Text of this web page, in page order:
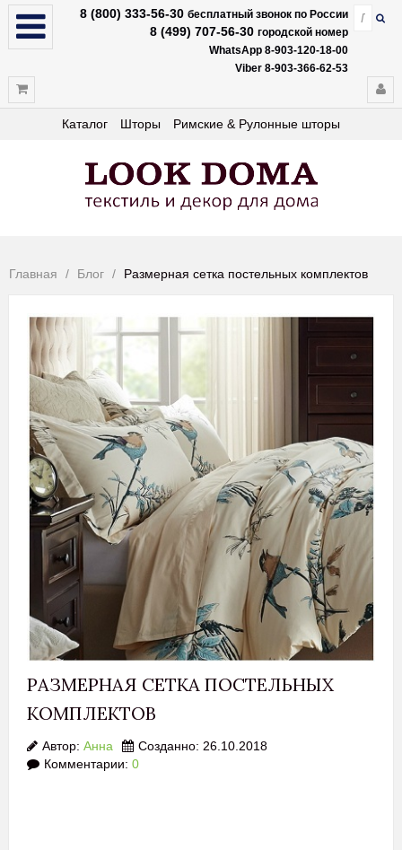
8 (800) 333-56-30 бесплатный звонок по России
8 (499) 707-56-30 городской номер
WhatsApp 8-903-120-18-00
Viber 8-903-366-62-53
Каталог Шторы Римские & Рулонные шторы
Главная Блог Размерная сетка постельных комплектов
РАЗМЕРНАЯ СЕТКА ПОСТЕЛЬНЫХ
КОМПЛЕКТОВ
Автор: Анна
Созданно: 26.10.2018
Комментарии: 0